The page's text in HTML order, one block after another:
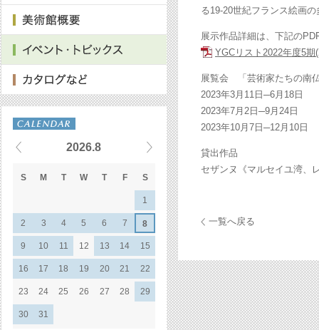
2026.8
S M T W T F S
1
2 3 4 5 6 7 8
9 10 11 12 13 14 15
16 17 18 19 20 21 22
23 24 25 26 27 28 29
30 31
る19-20世紀フランス絵画
展示作品詳細は、下記の
YGCリスト2022年度5期
展覧会 「芸術家たちの南
2023年3月11日─6月18
2023年7月2日─9月24
2023年10月7日─12月10
貸出作品
セザンヌ《マルセイユ湾、
一覧へ戻る